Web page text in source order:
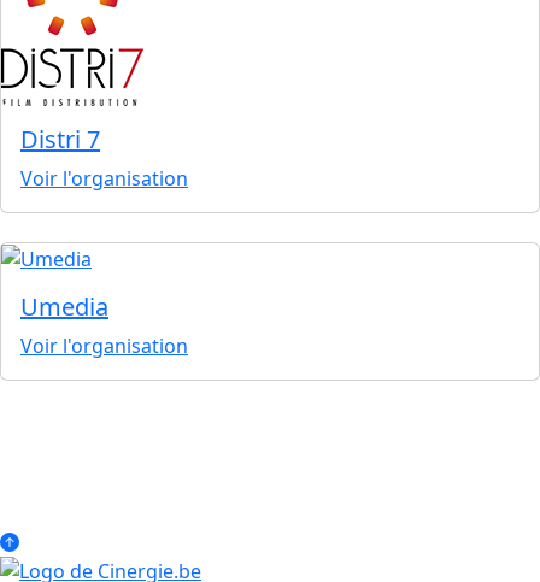
Distri 7
Voir l'organisation
Umedia
Voir l'organisation